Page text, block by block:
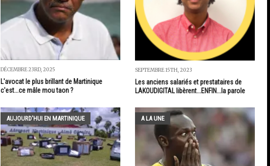
DÉCEMBRE 23RD, 2025
L'avocat le plus brillant de Martinique
c'est...ce mâle mou taon ?
SEPTEMBRE 15TH, 2023
Les anciens salariés et prestataires de
LAKOUDIGITAL libèrent...ENFIN...la parole
AUJOURD'HUI EN MARTINIQUE A LA UNE